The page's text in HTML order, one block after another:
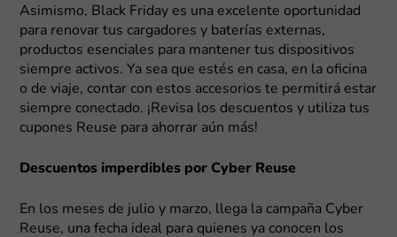
Asimismo, Black Friday es una excelente oportunidad
para renovar tus cargadores y baterías externas,
productos esenciales para mantener tus dispositivos
siempre activos. Ya sea que estés en casa, en la oficina
o de viaje, contar con estos accesorios te permitirá estar
siempre conectado. ¡Revisa los descuentos y utiliza tus
cupones Reuse para ahorrar aún más!
Descuentos imperdibles por Cyber Reuse
En los meses de julio y marzo, llega la campaña Cyber
Reuse, una fecha ideal para quienes ya conocen los